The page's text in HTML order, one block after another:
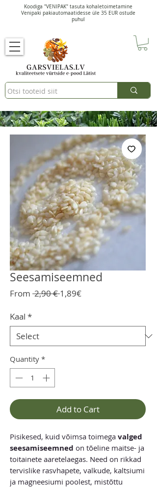
Koodiga "VENIPAK" tasuta kohaletoimetamine
Venipaki pakiautomaatidesse üle 35 EUR ostude
puhul
Seesamiseemned
From 2,90 € Regular
1,89€Sale
Kaal *
Quantity *
Add to Cart
Pisikesed, kuid võimsa toimega valged
seesamiseemned on tõeline maitse- ja
toitainete aaretelaegas. Need on rikkad
tervislike rasvhapete, valkude, kaltsiumi
ja magneesiumi poolest, mistõttu